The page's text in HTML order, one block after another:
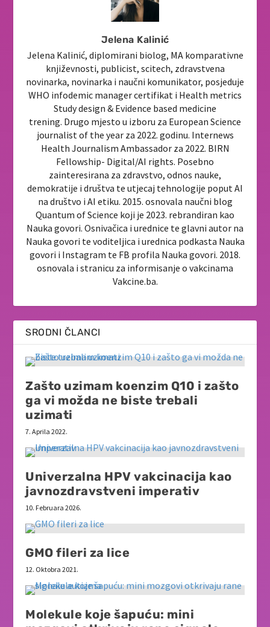
Jelena Kalinić
Jelena Kalinić, diplomirani biolog, MA komparativne
književnosti, publicist, scitech, zdravstvena
novinarka, novinarka i naučni komunikator, posjeduje
WHO infodemic manager certifikat i Health metrics
Study design & Evidence based medicine
trening. Drugo mjesto u izboru za European Science
journalist of the year za 2022. godinu. Internews
Health Journalism Ambassador za 2022. BIRN
Fellowship- Digital/AI rights. Posebno
zainteresirana za zdravstvo, odnos nauke,
demokratije i društva te utjecaj tehnologije poput AI
na društvo i AI etiku. 2015. osnovala naučni blog
Quantum of Science koji je 2023. rebrandiran kao
Nauka govori. Osnivačica i urednice te glavni autor na
Nauka govori te voditeljica i urednica podkasta Nauka
govori i Instagram te FB profila Nauka govori. 2018.
osnovala i stranicu za informisanje o vakcinama
Vakcine.ba.
SRODNI ČLANCI
Zašto uzimam koenzim Q10 i zašto
ga vi možda ne biste trebali
uzimati
7. Aprila 2022.
Univerzalna HPV vakcinacija kao
javnozdravstveni imperativ
10. Februara 2026.
GMO fileri za lice
12. Oktobra 2021.
Molekule koje šapuću: mini